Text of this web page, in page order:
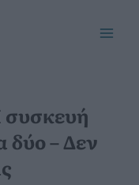
δύο – Δεν